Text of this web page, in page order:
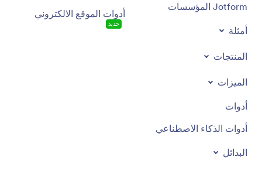
Jotform المؤسسات
أمثلة
المنتجات
الميزات
أدوات
أدوات الذكاء الاصطناعي
البدائل
أدوات الموقع الالكتروني
جديد